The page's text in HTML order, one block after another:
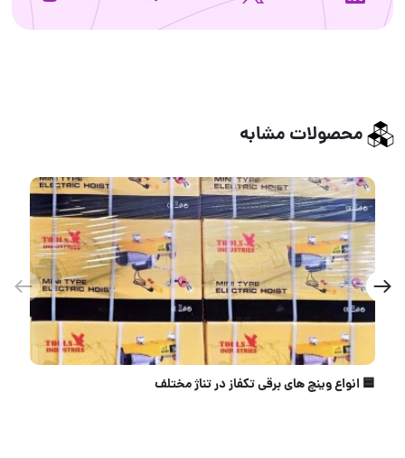
محصولات مشابه
بکس 46 پارچه رسید